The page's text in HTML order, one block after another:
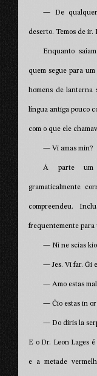
— De
deserto. Temos de
Enquanto
quem segue para
homens de lanterna
língua antiga pouco
com o que ele
— Vi amas min?
À parte um
gramaticalmente
compreendeu.
frequentemente para
— Ni ne scias
— Jes. Vi far. Ĝi
— Amo estas
— Ĉio estas in
— Do diris la
E o Dr. Leon Lages
e a metade